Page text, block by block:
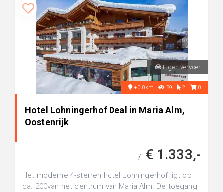
Eigen vervoer
+0.0km 59 2 0
Hotel Lohningerhof Deal in Maria Alm,
Oostenrijk
+/- € 1.333,-
Het moderne 4-sterren hotel Lohningerhof ligt op
ca. 200van het centrum van Maria Alm. De toegang